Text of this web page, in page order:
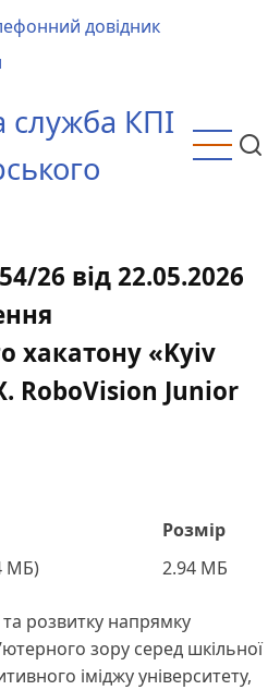
довідник
служба КПІ
26 від 22.05.2026
хакатону «Kyiv
RoboVision Junior
Розмір
МБ) 2.94 МБ
розвитку напрямку
зору серед шкільної
іміджу університету,